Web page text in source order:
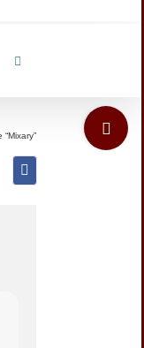
Toggle
Sliding